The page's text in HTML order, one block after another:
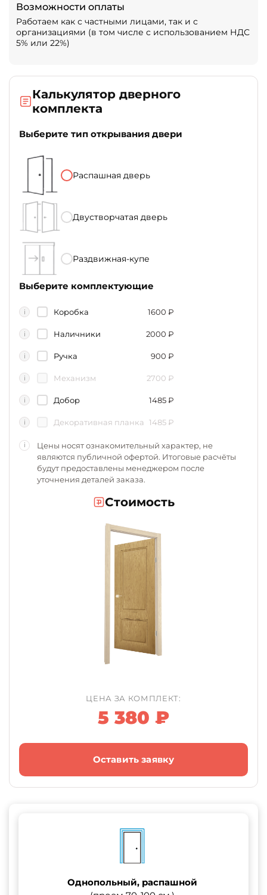
Возможности оплаты
Работаем как с частными лицами, так и с
организациями (в том числе с использованием НДС
5% или 22%)
Калькулятор дверного
комплекта
Выберите тип открывания двери
Распашная дверь
Двустворчатая дверь
Раздвижная-купе
Выберите комплектующие
i Коробка 1600 ₽
i Наличники 2000 ₽
i Ручка 900 ₽
i Механизм 2700 ₽
i Добор 1485₽
i Декоративная планка 1485 ₽
i
Цены носят ознакомительный характер, не
являются публичной офертой. Итоговые расчёты
будут предоставлены менеджером после
уточнения деталей заказа.
Стоимость
ЦЕНА ЗА КОМПЛЕКТ:
5 380 ₽
Оставить заявку
Однопольный, распашной